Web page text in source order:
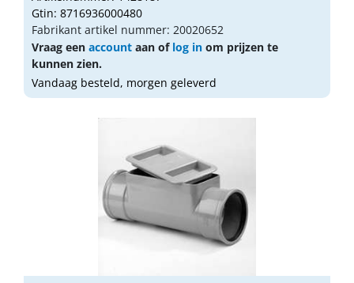
Gtin: 8716936000480
Fabrikant artikel nummer: 20020652
Vraag een account aan of log in om prijzen te
kunnen zien.
Vandaag besteld, morgen geleverd